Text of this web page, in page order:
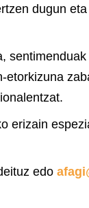
dugun
etorkizuna
erizain
edo